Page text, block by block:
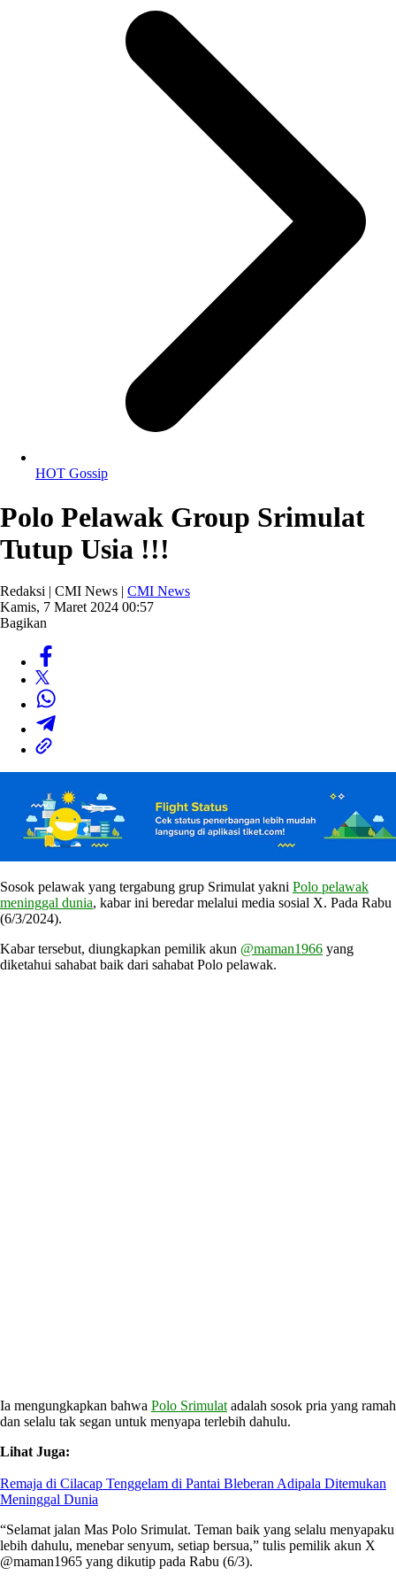
HOT Gossip
Polo Pelawak Group Srimulat
Tutup Usia !!!
Redaksi | CMI News | CMI News
Kamis, 7 Maret 2024 00:57
Bagikan
Sosok pelawak yang tergabung grup Srimulat yakni Polo pelawak
meninggal dunia, kabar ini beredar melalui media sosial X. Pada Rabu
(6/3/2024).
Kabar tersebut, diungkapkan pemilik akun @maman1966 yang
diketahui sahabat baik dari sahabat Polo pelawak.
Ia mengungkapkan bahwa Polo Srimulat adalah sosok pria yang ramah
dan selalu tak segan untuk menyapa terlebih dahulu.
Lihat Juga:
Remaja di Cilacap Tenggelam di Pantai Bleberan Adipala Ditemukan
Meninggal Dunia
“Selamat jalan Mas Polo Srimulat. Teman baik yang selalu menyapaku
lebih dahulu, menebar senyum, setiap bersua,” tulis pemilik akun X
@maman1965 yang dikutip pada Rabu (6/3).